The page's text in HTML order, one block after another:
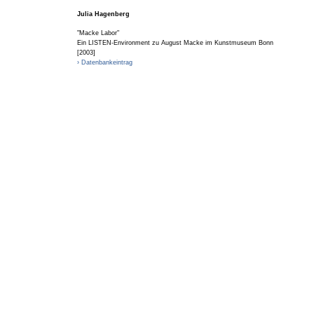
Julia Hagenberg
"Macke Labor"
Ein LISTEN-Environment zu August Macke im Kunstmuseum Bonn
[2003]
› Datenbankeintrag